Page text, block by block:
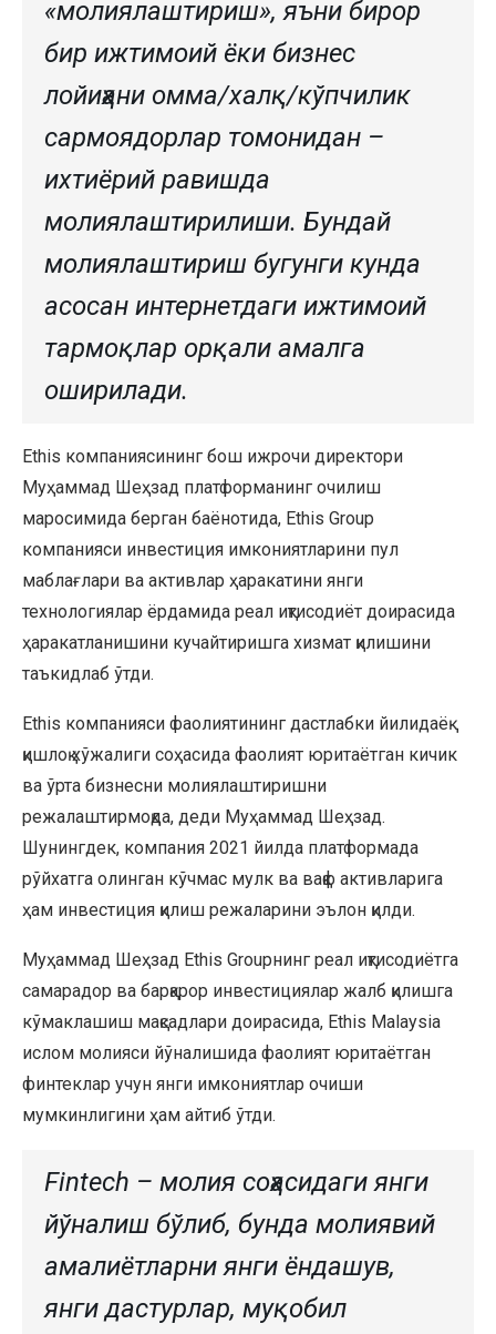
«молиялаштириш», яъни бирор
бир ижтимоий ёки бизнес
лойиҳани омма/халқ/кўпчилик
сармоядорлар томонидан –
ихтиёрий равишда
молиялаштирилиши. Бундай
молиялаштириш бугунги кунда
асосан интернетдаги ижтимоий
тармоқлар орқали амалга
оширилади.
Ethis компаниясининг бош ижрочи директори
Муҳаммад Шеҳзад платформанинг очилиш
маросимида берган баёнотида, Ethis Group
компанияси инвестиция имкониятларини пул
маблағлари ва активлар ҳаракатини янги
технологиялар ёрдамида реал иқтисодиёт доирасида
ҳаракатланишини кучайтиришга хизмат қилишини
таъкидлаб ўтди.
Ethis компанияси фаолиятининг дастлабки йилидаёқ
қишлоқ хўжалиги соҳасида фаолият юритаётган кичик
ва ўрта бизнесни молиялаштиришни
режалаштирмоқда, деди Муҳаммад Шеҳзад.
Шунингдек, компания 2021 йилда платформада
рўйхатга олинган кўчмас мулк ва вақф активларига
ҳам инвестиция қилиш режаларини эълон қилди.
Муҳаммад Шеҳзад Ethis Groupнинг реал иқтисодиётга
самарадор ва барқарор инвестициялар жалб қилишга
кўмаклашиш мақсадлари доирасида, Ethis Malaysia
ислом молияси йўналишида фаолият юритаётган
финтеклар учун янги имкониятлар очиши
мумкинлигини ҳам айтиб ўтди.
Fintech – молия соҳасидаги янги
йўналиш бўлиб, бунда молиявий
амалиётларни янги ёндашув,
янги дастурлар, муқобил